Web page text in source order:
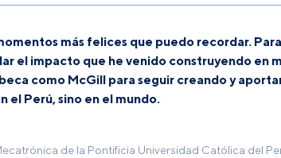
más felices que puedo recordar.
el impacto que he venido construyendo en
como McGill para seguir creando y
el Perú, sino en el mundo.
de la Pontificia Universidad Católica del